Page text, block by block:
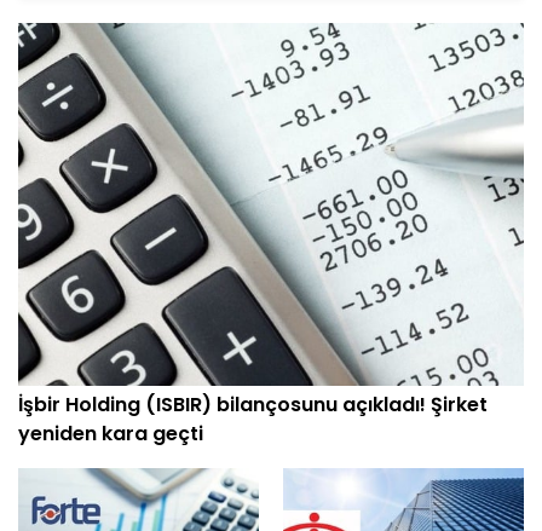
İşbir Holding (ISBIR) bilançosunu açıkladı! Şirket
yeniden kara geçti